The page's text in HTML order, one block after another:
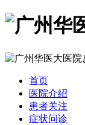
首页
医院介绍
患者关注
症状问诊